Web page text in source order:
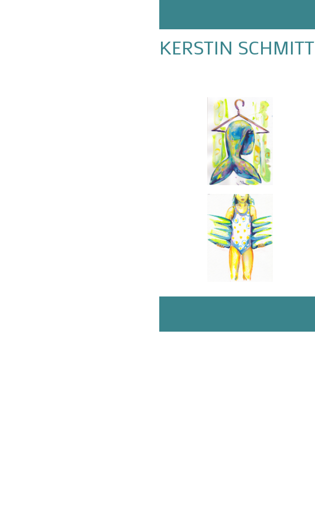
KERSTIN SCHMITT